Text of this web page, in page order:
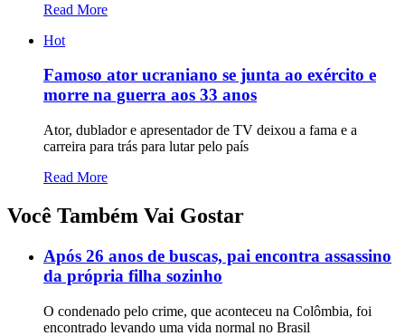
Read More
Hot
Famoso ator ucraniano se junta ao exército e
morre na guerra aos 33 anos
Ator, dublador e apresentador de TV deixou a fama e a
carreira para trás para lutar pelo país
Read More
Você Também Vai Gostar
Após 26 anos de buscas, pai encontra assassino
da própria filha sozinho
O condenado pelo crime, que aconteceu na Colômbia, foi
encontrado levando uma vida normal no Brasil